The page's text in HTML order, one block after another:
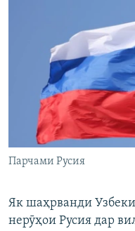
Парчами Русия
Як шаҳрванди
нерӯҳои Русия дар